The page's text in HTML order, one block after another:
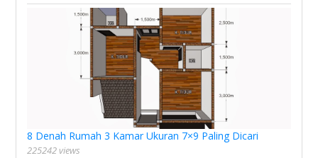
8 Denah Rumah 3 Kamar Ukuran 7×9 Paling Dicari
225242 views